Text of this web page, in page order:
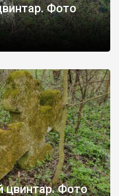
Фото
цвинтар. Фото